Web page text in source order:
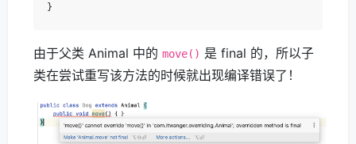
由于父类 Animal 中的 move() 是 final 的，所以子
类在尝试重写该方法的时候就出现编译错误了！